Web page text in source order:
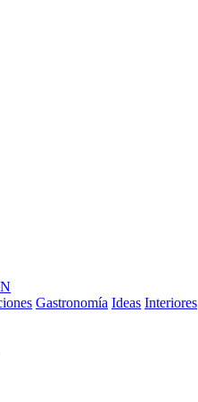
Gastronomía Ideas Interiores